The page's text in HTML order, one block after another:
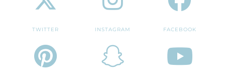
TWITTER INSTAGRAM FACEBOOK